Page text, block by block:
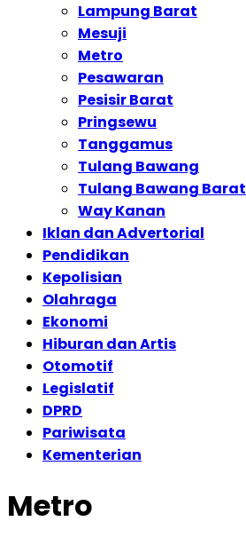
Lampung Barat
Mesuji
Metro
Pesawaran
Pesisir Barat
Pringsewu
Tanggamus
Tulang Bawang
Tulang Bawang Barat
Way Kanan
Iklan dan Advertorial
Pendidikan
Kepolisian
Olahraga
Ekonomi
Hiburan dan Artis
Otomotif
Legislatif
DPRD
Pariwisata
Kementerian
Metro